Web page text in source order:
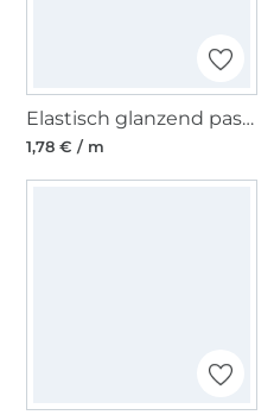
Elastisch glanzend paspelband, taupe 10 mm
1,78 € / m